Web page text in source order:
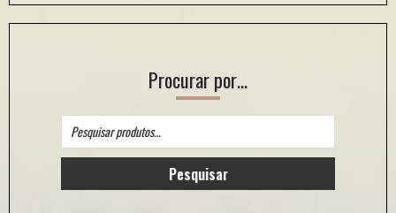
Procurar por…
Pesquisar
por:
Pesquisar